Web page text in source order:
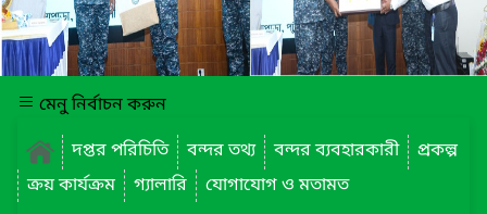
মেনু নির্বাচন করুন
দপ্তর পরিচিতি
বন্দর তথ্য বন্দর ব্যবহারকারী
প্রকল্প
ক্রয় কার্যক্রম
গ্যালারি যোগাযোগ ও মতামত